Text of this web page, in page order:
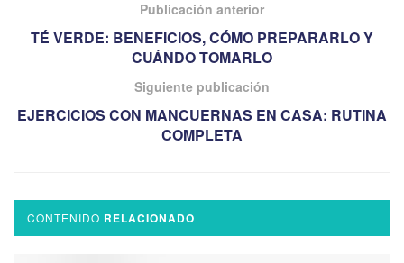
Publicación anterior
TÉ VERDE: BENEFICIOS, CÓMO PREPARARLO Y
CUÁNDO TOMARLO
Siguiente publicación
EJERCICIOS CON MANCUERNAS EN CASA: RUTINA
COMPLETA
CONTENIDO RELACIONADO